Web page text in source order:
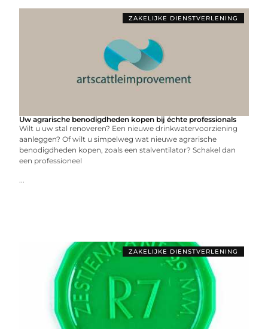
ZAKELIJKE DIENSTVERLENING
Uw agrarische benodigdheden kopen bij échte professionals
Wilt u uw stal renoveren? Een nieuwe drinkwatervoorziening
aanleggen? Of wilt u simpelweg wat nieuwe agrarische
benodigdheden kopen, zoals een stalventilator? Schakel dan
een professioneel
...
ZAKELIJKE DIENSTVERLENING